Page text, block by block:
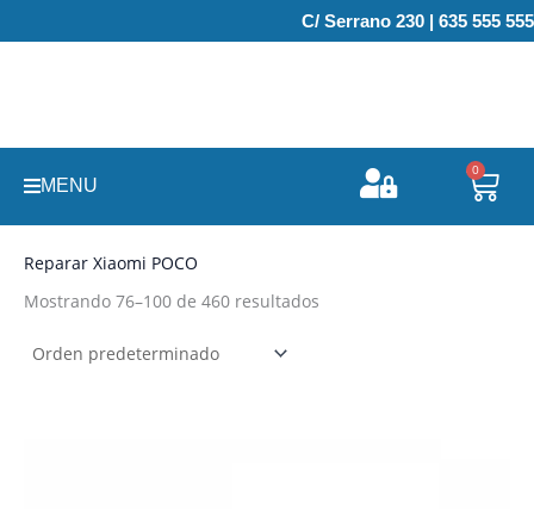
al
C/ Serrano 230 | 635 555 555
MENU
0
Reparar Xiaomi POCO
Mostrando 76–100 de 460 resultados